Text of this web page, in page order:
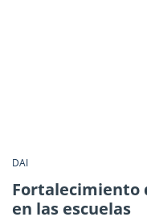
DAI
Fortalecimiento
en las escuelas